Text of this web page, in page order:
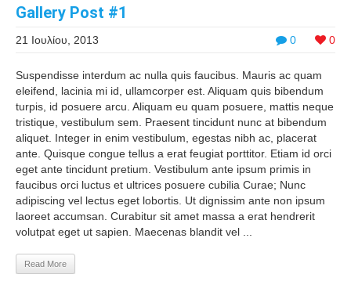
Gallery Post #1
0 0
21 Ιουλίου, 2013
Suspendisse interdum ac nulla quis faucibus. Mauris ac quam
eleifend, lacinia mi id, ullamcorper est. Aliquam quis bibendum
turpis, id posuere arcu. Aliquam eu quam posuere, mattis neque
tristique, vestibulum sem. Praesent tincidunt nunc at bibendum
aliquet. Integer in enim vestibulum, egestas nibh ac, placerat
ante. Quisque congue tellus a erat feugiat porttitor. Etiam id orci
eget ante tincidunt pretium. Vestibulum ante ipsum primis in
faucibus orci luctus et ultrices posuere cubilia Curae; Nunc
adipiscing vel lectus eget lobortis. Ut dignissim ante non ipsum
laoreet accumsan. Curabitur sit amet massa a erat hendrerit
volutpat eget ut sapien. Maecenas blandit vel ...
Read More